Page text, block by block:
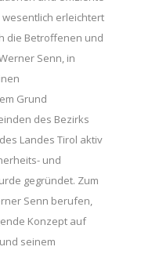
erleichtert
die Betroffenen und
Senn, in
Grund
des Bezirks
Landes Tirol aktiv
und
gegründet. Zum
Senn berufen,
Konzept auf
seinem